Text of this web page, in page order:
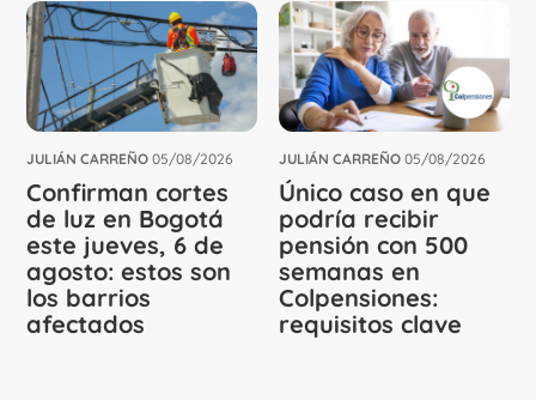
JULIÁN CARREÑO 05/08/2026
Confirman cortes
de luz en Bogotá
este jueves, 6 de
agosto: estos son
los barrios
afectados
JULIÁN CARREÑO 05/08/2026
Único caso en que
podría recibir
pensión con 500
semanas en
Colpensiones:
requisitos clave